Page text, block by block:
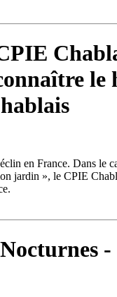
le
en France. Dans le
jardin », le CPIE